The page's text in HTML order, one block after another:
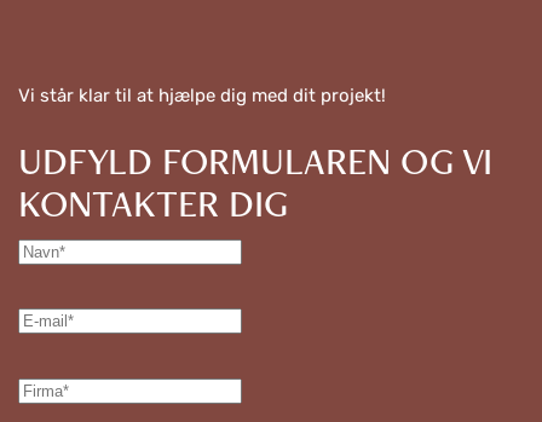
Vi står klar til at hjælpe dig med dit projekt!
UDFYLD FORMULAREN OG VI
KONTAKTER DIG